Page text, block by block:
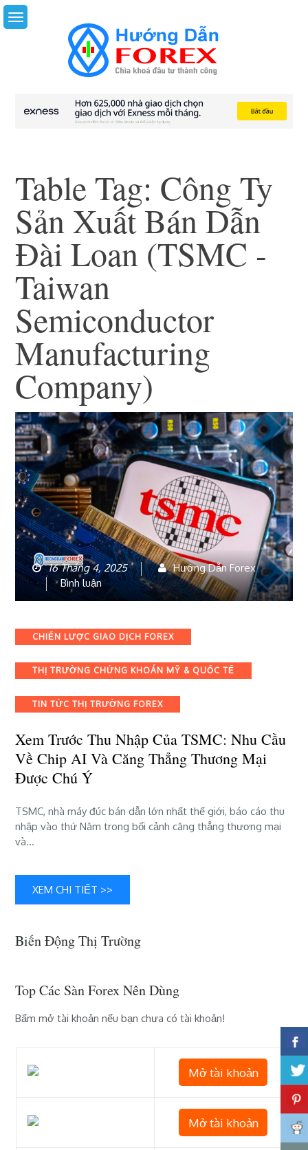
Skip
to
Table Tag: Công Ty
Sản Xuất Bán Dẫn
Đài Loan (TSMC -
Taiwan
Semiconductor
Manufacturing
Company)
16 Tháng 4, 2025
Hướng Dẫn Forex
Bình luậnbài
viết
trước
thu
của
Nhu
chip
AI
thẳng
thương
ý
Categories
CHIẾN LƯỢC GIAO DỊCH FOREX
THỊ TRƯỜNG CHỨNG KHOÁN MỸ & QUỐC TẾ
TIN TỨC THỊ TRƯỜNG FOREX
Xem Trước Thu Nhập Của TSMC: Nhu Cầu
Về Chip AI Và Căng Thẳng Thương Mại
Được Chú Ý
TSMC, nhà máy đúc bán dẫn lớn nhất thế giới, báo cáo thu
nhập vào thứ Năm trong bối cảnh căng thẳng thương mại
và…
XEM CHI TIẾT >>
Biến Động Thị Trường
Top Các Sàn Forex Nên Dùng
Bấm mở tài khoản nếu bạn chưa có tài khoản!
Mở tài khoản
Mở tài khoản